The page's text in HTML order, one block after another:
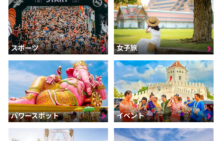
スポーツ 女子旅
パワースポット イベント